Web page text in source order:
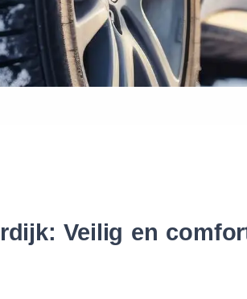
Veilig en